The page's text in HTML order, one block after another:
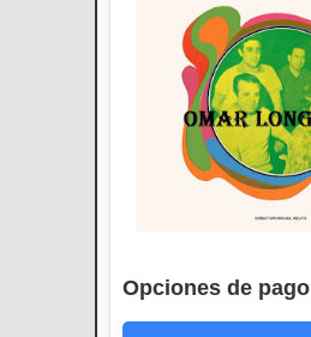
Opciones de pago